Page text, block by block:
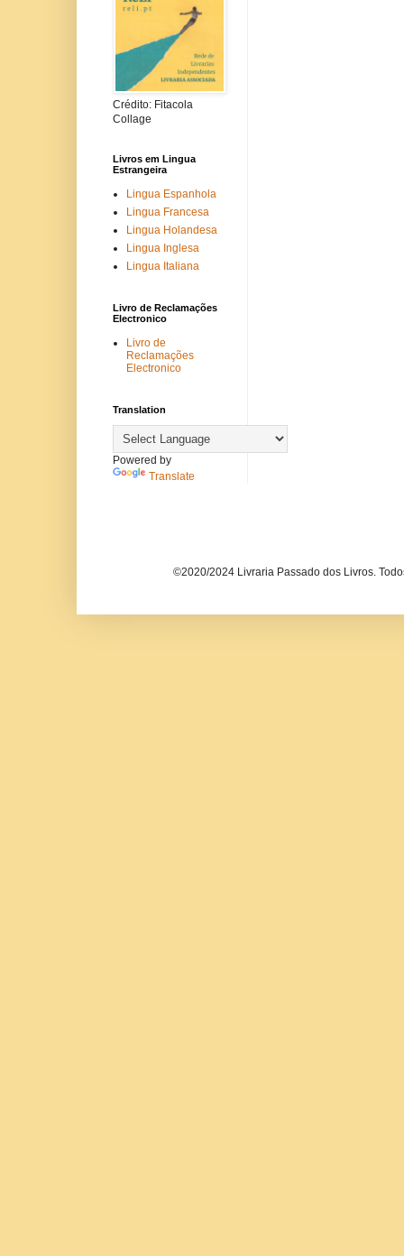
Crédito: Fitacola
Collage
Livros em Lingua
Estrangeira
Lingua Espanhola
Lingua Francesa
Lingua Holandesa
Lingua Inglesa
Lingua Italiana
Livro de Reclamações
Electronico
Livro de
Reclamações
Electronico
Translation
Powered by
Translate
©2020/2024 Livraria Passado dos Livros.